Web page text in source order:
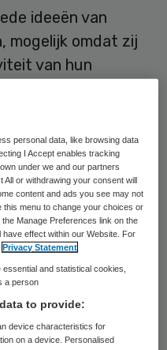
ideeën van
mogelijk omdat zij
van hun
in zijn
6 december
in Amsterdam.
werknemers actief
wordt innovatie
in de kiem
om innovatie,
personal data, like browsing data
I Accept enables tracking
under we and our partners
All or withdrawing your consent will
content and ads you see may not
menu to change your choices or
Manage Preferences link on the
effect within our Website. For
Privacy Statement
and statistical cookies,
a person
to provide:
device characteristics for
on a device. Personalised